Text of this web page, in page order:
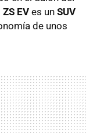
ZS EV es un SUV
de unos